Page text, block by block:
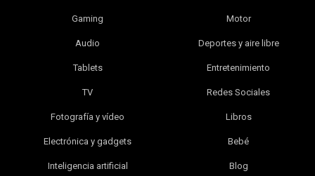
Gaming
Audio
Tablets
TV
Fotografía y vídeo
Electrónica y gadgets
Inteligencia artificial
Motor
Deportes y aire libre
Entretenimiento
Redes Sociales
Libros
Bebé
Blog